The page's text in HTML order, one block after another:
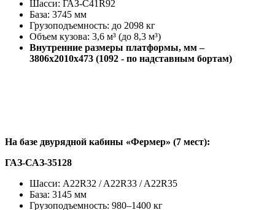
Шасси: ГАЗ-C41R92
База: 3745 мм
Грузоподъемность: до 2098 кг
Объем кузова: 3,6 м³ (до 8,3 м³)
Внутренние размеры платформы, мм –
3806х2010х473 (1092 - по надставным бортам)
На базе двурядной кабины «Фермер» (7 мест):
ГАЗ-САЗ-35128
Шасси: A22R32 / A22R33 / A22R35
База: 3145 мм
Грузоподъемность: 980–1400 кг